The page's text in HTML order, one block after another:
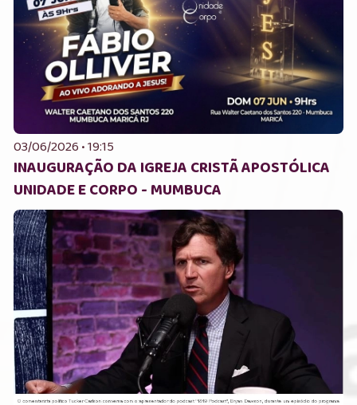
03/06/2026 • 19:15
INAUGURAÇÃO DA IGREJA CRISTÃ APOSTÓLICA
UNIDADE E CORPO - MUMBUCA